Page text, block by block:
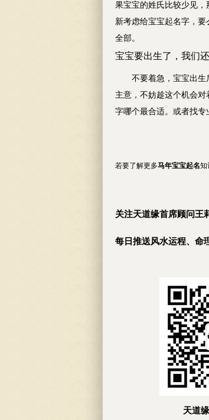
果宝宝的姓氏比较少见
新考虑给宝宝起名字，
全部。
宝宝要出生了，我们
不要着急，宝宝出生
主意，不妨趁这个机会
字哪个最合适。或者找专
若要了解更多马年宝宝起名知
关注天道缘首席顾问王
每日推送风水运程、命
天道